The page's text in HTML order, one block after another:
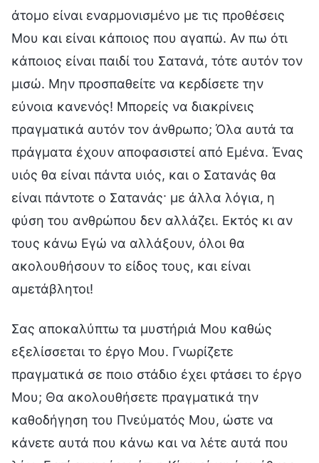
άτομο είναι εναρμονισμένο με τις προθέσεις
Μου και είναι κάποιος που αγαπώ. Αν πω ότι
κάποιος είναι παιδί του Σατανά, τότε αυτόν τον
μισώ. Μην προσπαθείτε να κερδίσετε την
εύνοια κανενός! Μπορείς να διακρίνεις
πραγματικά αυτόν τον άνθρωπο; Όλα αυτά τα
πράγματα έχουν αποφασιστεί από Εμένα. Ένας
υιός θα είναι πάντα υιός, και ο Σατανάς θα
είναι πάντοτε ο Σατανάς· με άλλα λόγια, η
φύση του ανθρώπου δεν αλλάζει. Εκτός κι αν
τους κάνω Εγώ να αλλάξουν, όλοι θα
ακολουθήσουν το είδος τους, και είναι
αμετάβλητοι!
Σας αποκαλύπτω τα μυστήριά Μου καθώς
εξελίσσεται το έργο Μου. Γνωρίζετε
πραγματικά σε ποιο στάδιο έχει φτάσει το έργο
Μου; Θα ακολουθήσετε πραγματικά την
καθοδήγηση του Πνεύματός Μου, ώστε να
κάνετε αυτά που κάνω και να λέτε αυτά που